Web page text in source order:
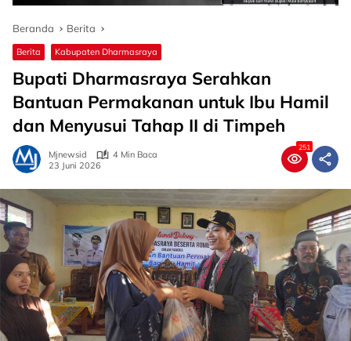
Beranda Berita
Berita Kabupaten Dharmasraya
Bupati Dharmasraya Serahkan
Bantuan Permakanan untuk Ibu Hamil
dan Menyusui Tahap II di Timpeh
Mjnewsid
4 Min Baca
23 Juni 2026
251